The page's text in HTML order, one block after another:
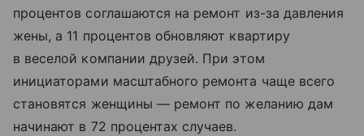
процентов соглашаются на ремонт из-за давления
жены, а 11 процентов обновляют квартиру
в веселой компании друзей. При этом
инициаторами масштабного ремонта чаще всего
становятся женщины — ремонт по желанию дам
начинают в 72 процентах случаев.